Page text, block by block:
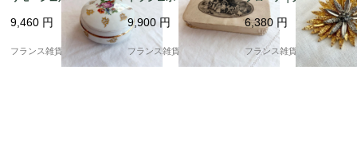
ニエール | 金彩と繊細
な花束の小物入れ |190
0年代中頃
9,460 円
フランス雑貨chouchou
せを運ぶ小さな宝物箱
(ペーパーボックス) | 19
00年代初期
9,900 円
フランス雑貨chouchou
り ゴールドの花びら 大
胆で優美 |1960-70年頃
6,380 円
フランス雑貨chouchou